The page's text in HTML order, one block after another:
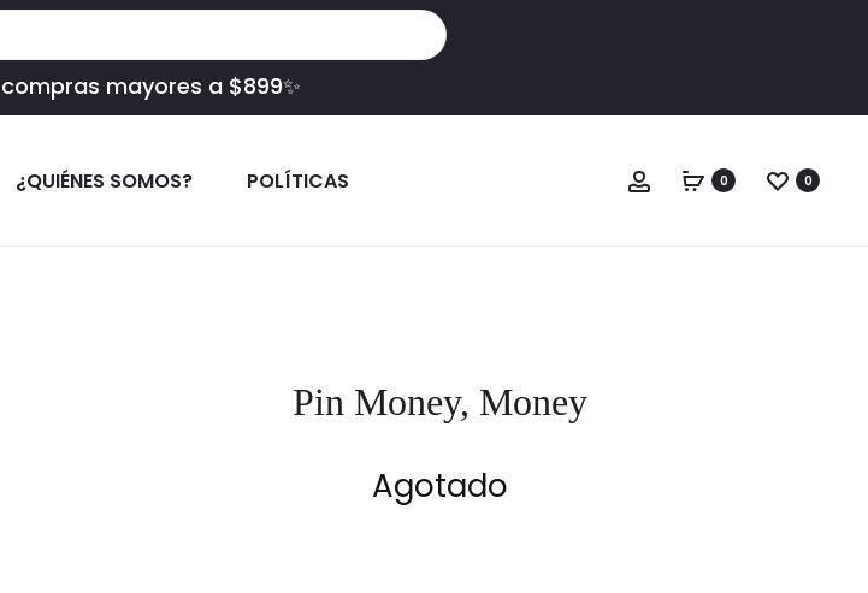
mayores a $899✨
¿QUIÉNES SOMOS? POLÍTICAS Cuenta
0 0
Pin Money, Money
Agotado